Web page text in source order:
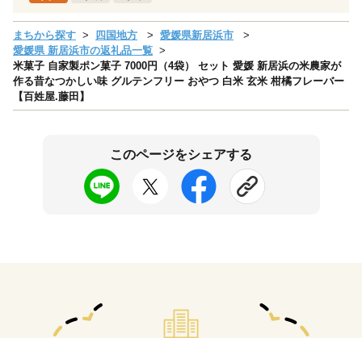
まちから探す 四国地方
愛媛県新居浜市
愛媛県 新居浜市の返礼品一覧
米菓子 自家製ポン菓子 7000円（4袋） セット 愛媛 新居浜の米農家が
作る昔なつかしい味 グルテンフリー おやつ 白米 玄米 柑橘フレーバー
【百姓屋.藤田】
このページをシェアする